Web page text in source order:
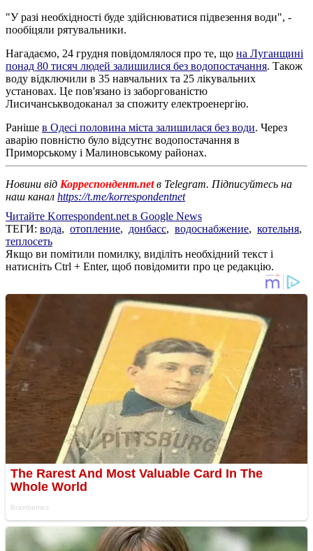
"У разі необхідності буде здійснюватися підвезення води", -
пообіцяли рятувальники.
Нагадаємо, 24 грудня повідомлялося про те, що на Луганщині
понад 80 тисяч людей залишилися без водопостачання. Також
воду відключили в 35 навчальних та 25 лікувальних
установах. Це пов'язано із заборгованістю
Лисичанськводоканал за спожиту електроенергію.
Раніше в Одесі половина міста залишилася без води. Через
аварію повністю було відсутнє водопостачання в
Приморському і Малиновському районах.
Новини від Корреспондент.netв Telegram. Підписуйтесь на
наш канал https://t.me/korrespondentnet
Читайте Korrespondent.net в Google News
ТЕГИ: вода, отопление, донбасс, водоснабжение, котельня,
теплосеть
Якщо ви помітили помилку, виділіть необхідний текст і
натисніть Ctrl + Enter, щоб повідомити про це редакцію.